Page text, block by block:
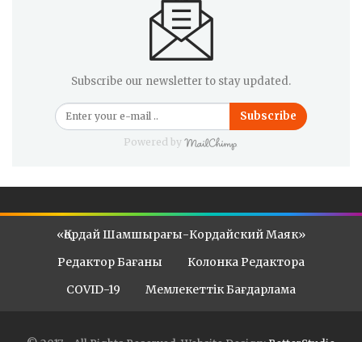
Subscribe our newsletter to stay updated.
Subscribe
Powered by
«Қордай Шамшырағы-Кордайский Маяк»
Редактор Бағаны
Колонка Редактора
COVID-19
Мемлекеттік Бағдарлама